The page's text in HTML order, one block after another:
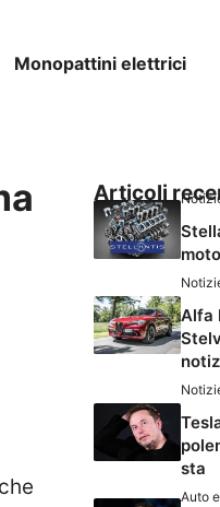
Monopattini elettrici
Articoli
Alfa
sta
Auto